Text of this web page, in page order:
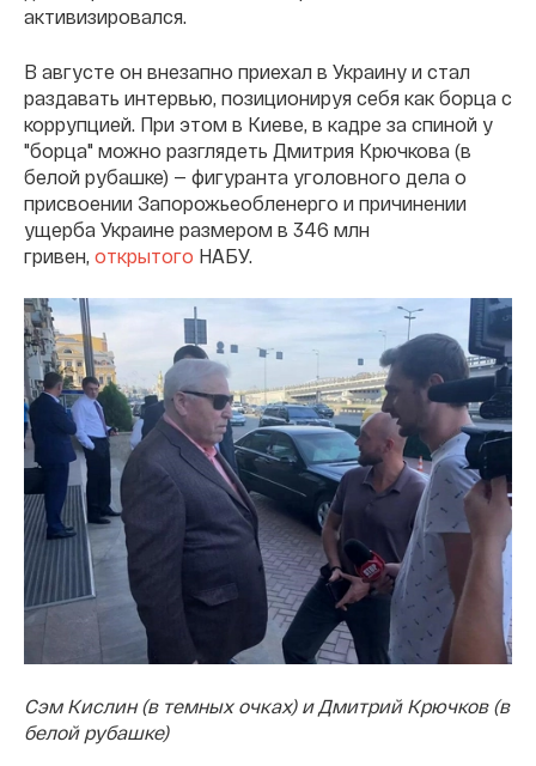
активизировался.
В августе он внезапно приехал в Украину и стал
раздавать интервью, позиционируя себя как борца с
коррупцией. При этом в Киеве, в кадре за спиной у
"борца" можно разглядеть Дмитрия Крючкова (в
белой рубашке) — фигуранта уголовного дела о
присвоении Запорожьеобленерго и причинении
ущерба Украине размером в 346 млн
гривен, открытого НАБУ.
Сэм Кислин (в темных очках) и Дмитрий Крючков (в
белой рубашке)